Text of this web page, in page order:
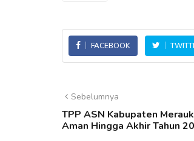
FACEBOOK
Sebelumnya
TPP ASN Kabupaten
Aman Hingga Akhir Tahun